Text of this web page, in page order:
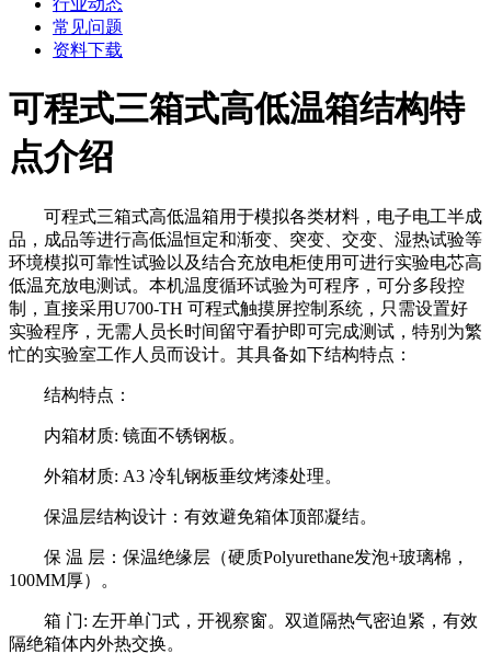
行业动态
常见问题
资料下载
可程式三箱式高低温箱结构特
点介绍
可程式三箱式高低温箱用于模拟各类材料，电子电工半成
品，成品等进行高低温恒定和渐变、突变、交变、湿热试验等
环境模拟可靠性试验以及结合充放电柜使用可进行实验电芯高
低温充放电测试。本机温度循环试验为可程序，可分多段控
制，直接采用U700-TH 可程式触摸屏控制系统，只需设置好
实验程序，无需人员长时间留守看护即可完成测试，特别为繁
忙的实验室工作人员而设计。其具备如下结构特点：
结构特点：
内箱材质: 镜面不锈钢板。
外箱材质: A3 冷轧钢板垂纹烤漆处理。
保温层结构设计：有效避免箱体顶部凝结。
保 温 层：保温绝缘层（硬质Polyurethane发泡+玻璃棉，
100MM厚）。
箱 门: 左开单门式，开视察窗。双道隔热气密迫紧，有效
隔绝箱体内外热交换。